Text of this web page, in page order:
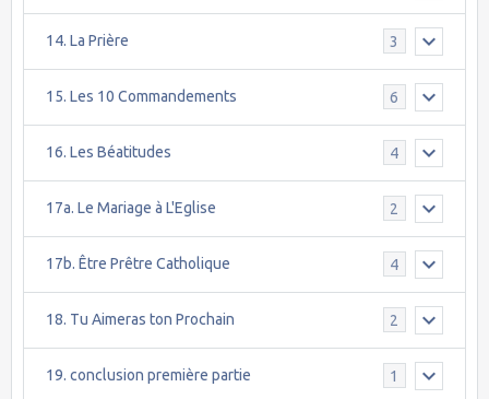
14. La Prière 3
15. Les 10 Commandements 6
16. Les Béatitudes 4
17a. Le Mariage à L'Eglise 2
17b. Être Prêtre Catholique 4
18. Tu Aimeras ton Prochain 2
19. conclusion première partie 1